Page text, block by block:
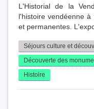
L'Historial de la
l'histoire vendéenne
et permanentes.
Séjours culture et
Découverte des
Histoire